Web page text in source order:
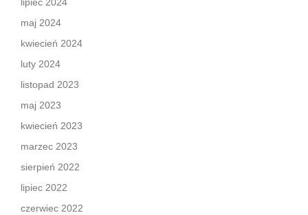
maj 2024
kwiecień 2024
luty 2024
listopad 2023
maj 2023
kwiecień 2023
marzec 2023
sierpień 2022
lipiec 2022
czerwiec 2022